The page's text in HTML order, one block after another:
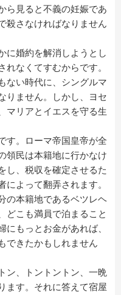
ら見ると不義の妊娠であ
殺さなければなりません
に婚約を解消しようとし
れなくてすむからです。
ない時代に、シングルマ
りません。しかし、ヨセ
マリアとイエスを守る生
す。ローマ帝国皇帝が全
領民は本籍地に行かなけ
し、税収を確定させるた
よって翻弄されます。
の本籍地であるベツレヘ
どこも満員で泊まること
もっとお金があれば、
できたかもしれません
ン、トントントン、一晩
ます。それに答えて宿屋